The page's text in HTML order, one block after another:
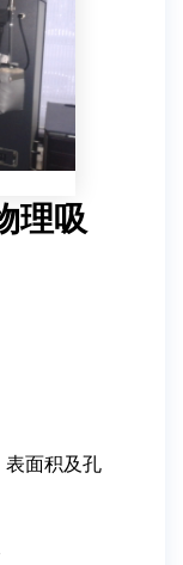
理吸
表面积及孔